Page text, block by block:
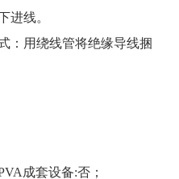
进线。
：用绕线管将绝缘导线捆
成套设备:否；